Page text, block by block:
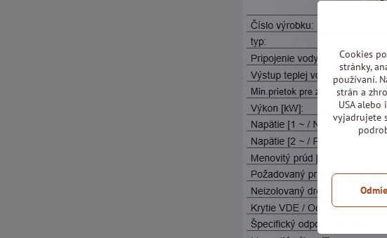
Cookies
stránky,
používaní.
strán a
USA
vyjadrujete